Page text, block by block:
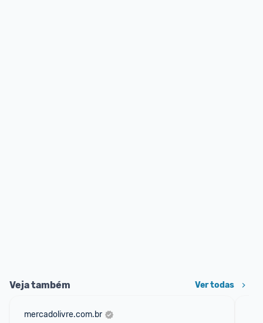
Veja também Ver todas
mercadolivre.com.br